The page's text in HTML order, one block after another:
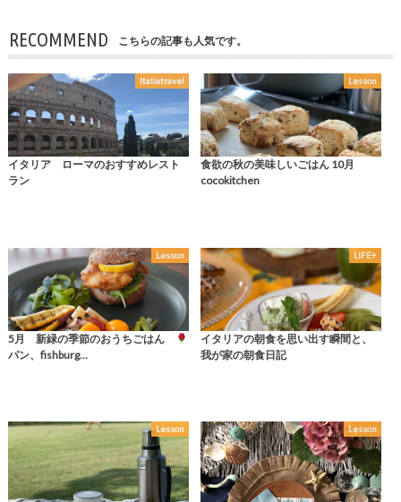
RECOMMEND こちらの記事も人気です。
Italiatravel
イタリア ローマのおすすめレスト
ラン
Lesson
食欲の秋の美味しいごはん 10月
cocokitchen
Lesson
5月 新緑の季節のおうちごはん
パン、fishburg…
LIFE+
イタリアの朝食を思い出す瞬間と、
我が家の朝食日記
Lesson Lesson